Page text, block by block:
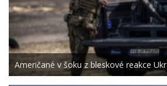
Američané v šoku z bleskové reakce